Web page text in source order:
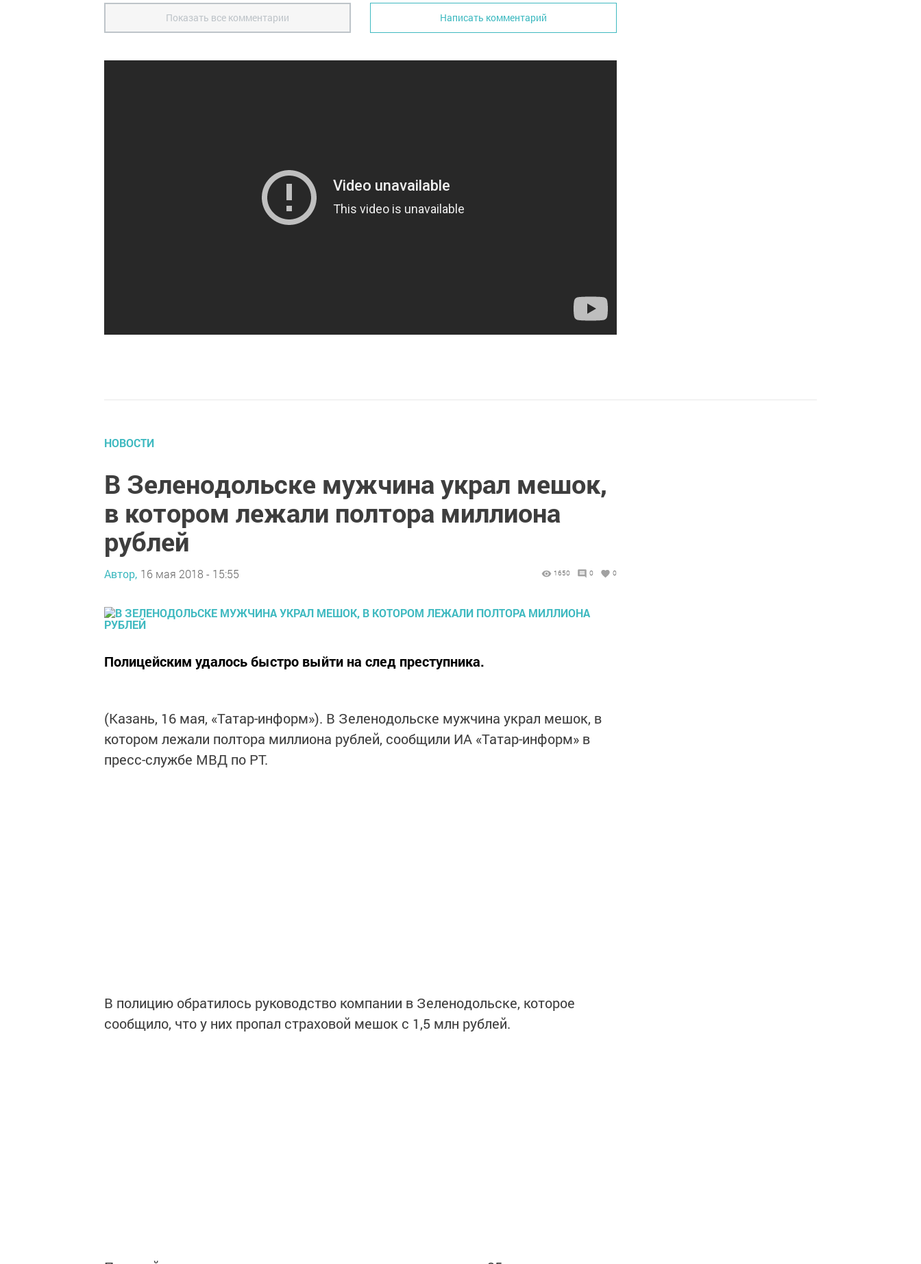
Показать все комментарии Написать комментарий
НОВОСТИ
В Зеленодольске мужчина украл мешок,
в котором лежали полтора миллиона
рублей
Автор, 16 мая 2018 - 15:55 1650 0 0
Полицейским удалось быстро выйти на след преступника.
(Казань, 16 мая, «Татар-информ»). В Зеленодольске мужчина украл мешок, в
котором лежали полтора миллиона рублей, сообщили ИА «Татар-информ» в
пресс-службе МВД по РТ.
В полицию обратилось руководство компании в Зеленодольске, которое
сообщило, что у них пропал страховой мешок с 1,5 млн рублей.